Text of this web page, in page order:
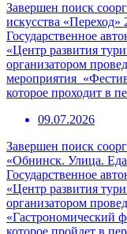
Завершен поиск
искусства «Переход»
Государственное
«Центр развития
организатором
мероприятия
которое проходит в
09.07.2026
Завершен поиск
«Обнинск. Улица.
Государственное
«Центр развития
организатором
«Гастрономический
которое пройдет в